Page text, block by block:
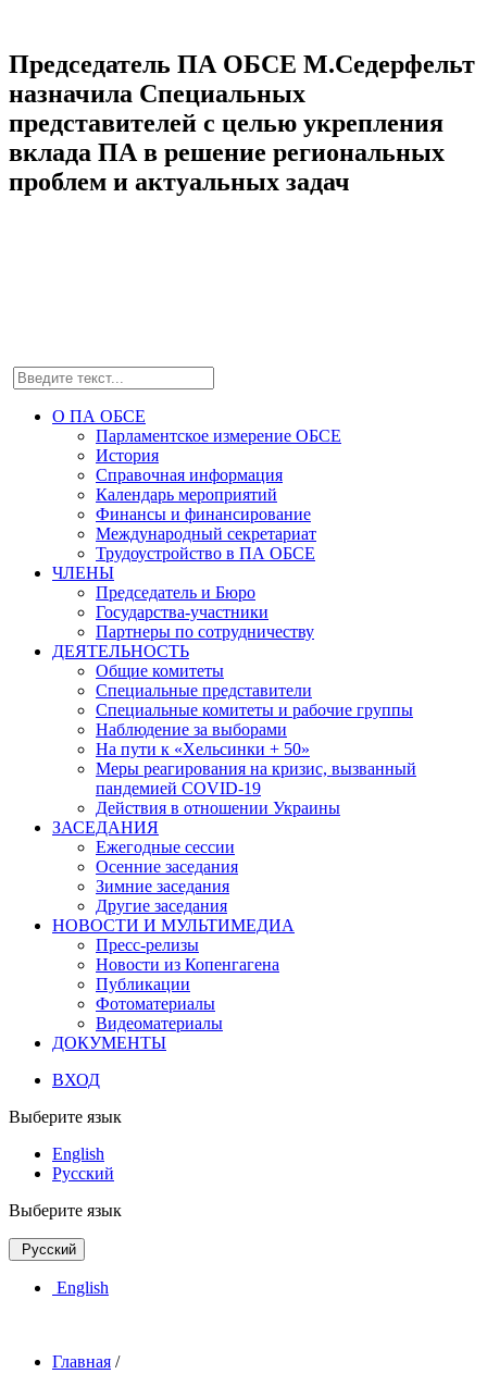
Председатель ПА ОБСЕ М.Седерфельт
назначила Специальных
представителей с целью укрепления
вклада ПА в решение региональных
проблем и актуальных задач
О ПА ОБСЕ
Парламентское измерение ОБСЕ
История
Справочная информация
Календарь мероприятий
Финансы и финансирование
Международный секретариат
Трудоустройство в ПА ОБСЕ
ЧЛЕНЫ
Председатель и Бюро
Государства-участники
Партнеры по сотрудничеству
ДЕЯТЕЛЬНОСТЬ
Общие комитеты
Специальные представители
Специальные комитеты и рабочие группы
Наблюдение за выборами
На пути к «Хельсинки + 50»
Меры реагирования на кризис, вызванный
пандемией COVID-19
Действия в отношении Украины
ЗАСЕДАНИЯ
Ежегодные сессии
Осенние заседания
Зимние заседания
Другие заседания
НОВОСТИ И МУЛЬТИМЕДИА
Пресс-релизы
Новости из Копенгагена
Публикации
Фотоматериалы
Видеоматериалы
ДОКУМЕНТЫ
ВХОД
Выберите язык
English
Русский
Выберите язык
Русский
English
Главная /